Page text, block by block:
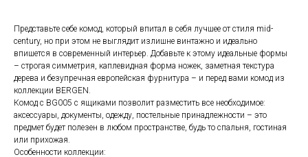
Представьте себе комод, который впитал в себя лучшее от стиля mid-
century, но при этом не выглядит излишне винтажно и идеально
впишется в современный интерьер. Добавьте к этому идеальные формы
– строгая симметрия, каплевидная форма ножек, заметная текстура
дерева и безупречная европейская фурнитура – и перед вами комод из
коллекции BERGEN.
Комод с BG005 c ящиками позволит разместить все необходимое:
аксессуары, документы, одежду, постельные принадлежности – это
предмет будет полезен в любом пространстве, будь то спальня, гостиная
или прихожая.
Особенности коллекции: